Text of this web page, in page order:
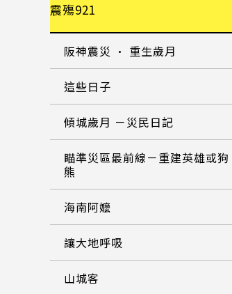
震殤921
阪神震災 · 重生歲月
這些日子
傾城歲月 －災民日記
瞄準災區最前線－重建英雄或狗
熊
海南阿嬤
讓大地呼吸
山城客